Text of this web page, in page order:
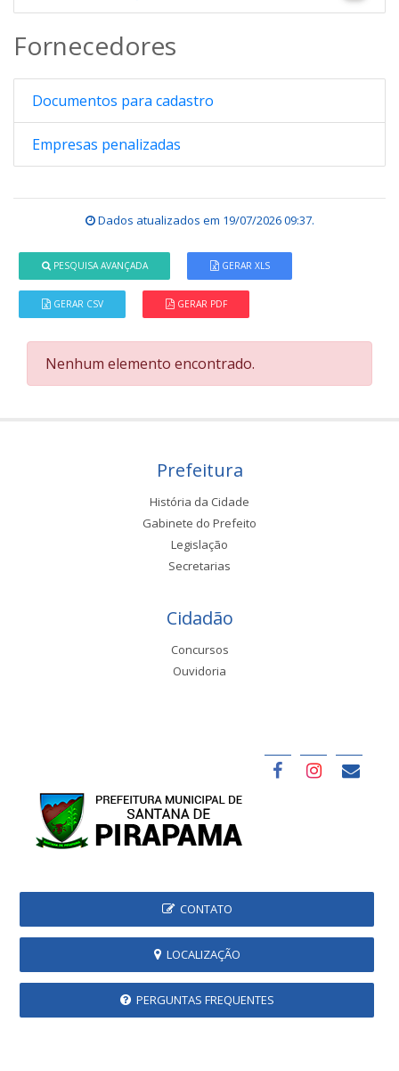
Fornecedores
Documentos para cadastro
Empresas penalizadas
Dados atualizados em 19/07/2026 09:37.
PESQUISA AVANÇADA GERAR XLS
GERAR CSV GERAR PDF
Nenhum elemento encontrado.
Prefeitura
História da Cidade
Gabinete do Prefeito
Legislação
Secretarias
Cidadão
Concursos
Ouvidoria
CONTATO
LOCALIZAÇÃO
PERGUNTAS FREQUENTES